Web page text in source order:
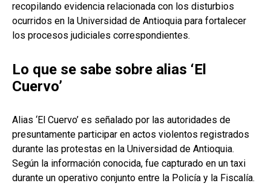
recopilando evidencia relacionada con los disturbios
ocurridos en la Universidad de Antioquia para fortalecer
los procesos judiciales correspondientes.
Lo que se sabe sobre alias ‘El
Cuervo’
Alias ‘El Cuervo’ es señalado por las autoridades de
presuntamente participar en actos violentos registrados
durante las protestas en la Universidad de Antioquia.
Según la información conocida, fue capturado en un taxi
durante un operativo conjunto entre la Policía y la Fiscalía.